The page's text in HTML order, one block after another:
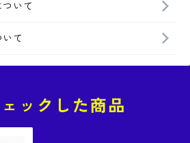
いて
て
ックした商品